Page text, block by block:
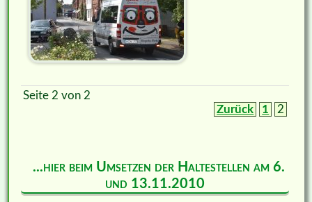
Seite 2 von 2
Zurück
1 2
...hier beim Umsetzen der Haltestellen am 6.
und 13.11.2010